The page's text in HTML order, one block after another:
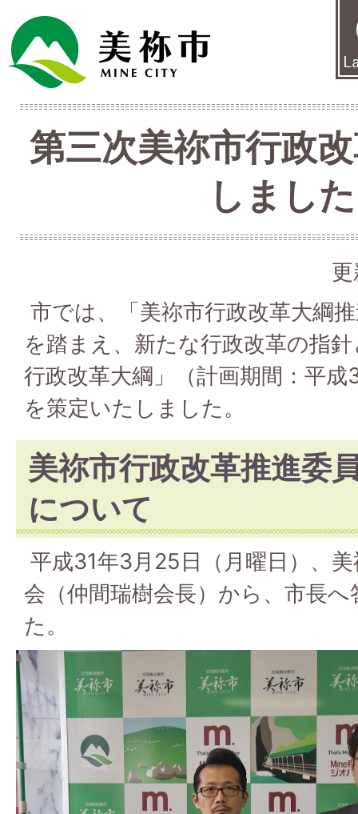
第三次美祢市行政
しまし
市では、「美祢市行政改革大綱
を踏まえ、新たな行政改革の指
行政改革大綱」（計画期間：平
を策定いたしました。
美祢市行政改革推進委
について
平成31年3月25日（月曜日）、
会（仲間瑞樹会長）から、市長
た。